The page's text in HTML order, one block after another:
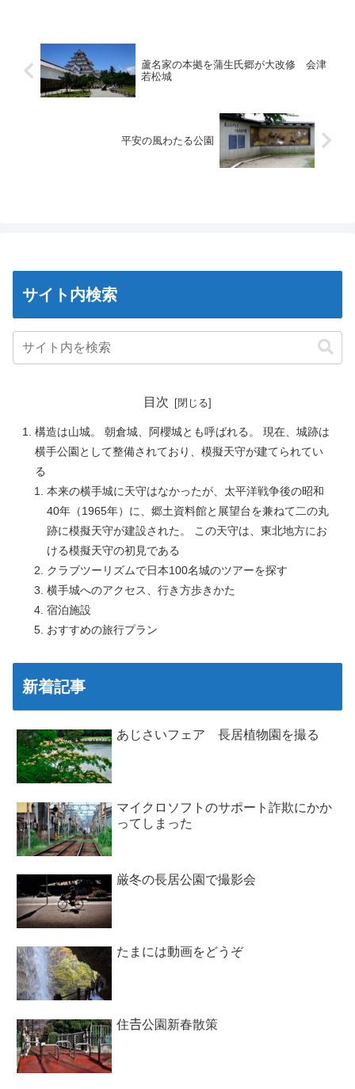
蘆名家の本拠を蒲生氏郷が大改修 会津
若松城
平安の風わたる公園
サイト内検索
目次
構造は山城。 朝倉城、阿櫻城とも呼ばれる。 現在、城跡は
横手公園として整備されており、模擬天守が建てられてい
る
本来の横手城に天守はなかったが、太平洋戦争後の昭和
40年（1965年）に、郷土資料館と展望台を兼ねて二の丸
跡に模擬天守が建設された。 この天守は、東北地方にお
ける模擬天守の初見である
クラブツーリズムで日本100名城のツアーを探す
横手城へのアクセス、行き方歩きかた
宿泊施設
おすすめの旅行プラン
新着記事
あじさいフェア 長居植物園を撮る
マイクロソフトのサポート詐欺にかか
ってしまった
厳冬の長居公園で撮影会
たまには動画をどうぞ
住𠮷公園新春散策